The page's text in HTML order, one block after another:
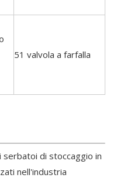
51 valvola a farfalla
serbatoi di stoccaggio in
nell'industria